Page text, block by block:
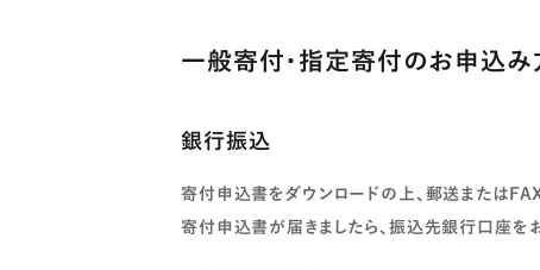
一般寄付・指定寄付のお申込み
銀行振込
寄付申込書をダウンロードの上、郵送または
寄付申込書が届きましたら、振込先銀行口座を